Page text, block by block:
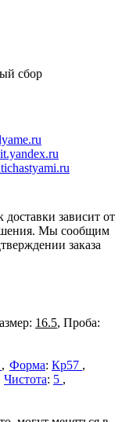
сбор
зависит от
Мы сообщим
заказа
16.5, Проба:
Форма: Кр57
Чистота: 5